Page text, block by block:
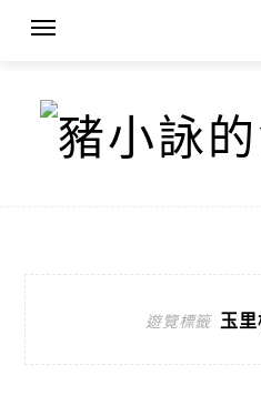
遊覽標籤 玉